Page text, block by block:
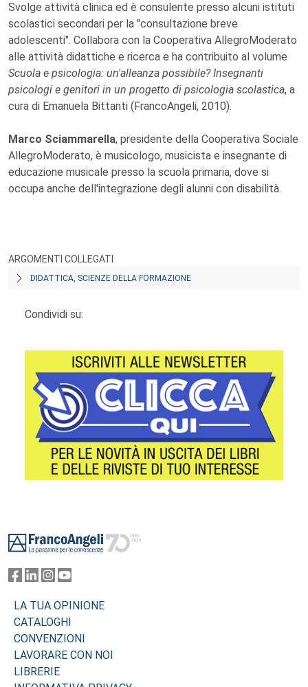
Svolge attività clinica ed è consulente presso alcuni istituti
scolastici secondari per la "consultazione breve
adolescenti". Collabora con la Cooperativa AllegroModerato
alle attività didattiche e ricerca e ha contribuito al volume
Scuola e psicologia: un'alleanza possibile? Insegnanti
psicologi e genitori in un progetto di psicologia scolastica, a
cura di Emanuela Bittanti (FrancoAngeli, 2010).
Marco Sciammarella, presidente della Cooperativa Sociale
AllegroModerato, è musicologo, musicista e insegnante di
educazione musicale presso la scuola primaria, dove si
occupa anche dell'integrazione degli alunni con disabilità.
ARGOMENTI COLLEGATI
DIDATTICA, SCIENZE DELLA FORMAZIONE
Condividi su:
LA TUA OPINIONE
CATALOGHI
CONVENZIONI
LAVORARE CON NOI
LIBRERIE